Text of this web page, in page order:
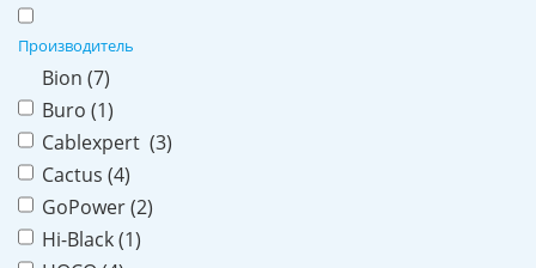
Производитель
Bion (7)
Buro (1)
Cablexpert (3)
Cactus (4)
GoPower (2)
Hi-Black (1)